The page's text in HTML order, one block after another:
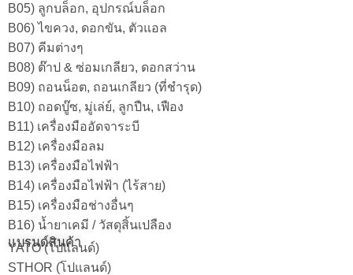
B05) ลูกบล็อก, อุปกรณ์บล็อก
B06) ไขควง, ดอกขัน, ตัวแอล
B07) คีมต่างๆ
B08) ต๊าป & ซ่อมเกลียว, ดอกสว่าน
B09) ถอนน็อต, ถอนเกลียว (ที่ชำรุด)
B10) ถอดบู๊ซ, มู่เล่ย์, ลูกปืน, เฟือง
B11) เครื่องมืออัดจาระบี
B12) เครื่องมือลม
B13) เครื่องมือไฟฟ้า
B14) เครื่องมือไฟฟ้า (ไร้สาย)
B15) เครื่องมือช่างอื่นๆ
B16) น้ำยาเคมี / วัสดุสิ้นเปลือง
แบรนด์สินค้า
YATO (โปแลนด์)
STHOR (โปแลนด์)